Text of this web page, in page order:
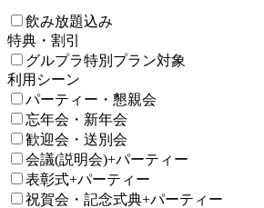
飲み放題込み
特典・割引
グルプラ特別プラン対象
利用シーン
パーティー・懇親会
忘年会・新年会
歓迎会・送別会
会議(説明会)+パーティー
表彰式+パーティー
祝賀会・記念式典+パーティー